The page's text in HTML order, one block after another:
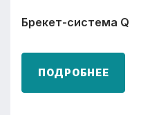
Брекет-система Q
ПОДРОБНЕЕ